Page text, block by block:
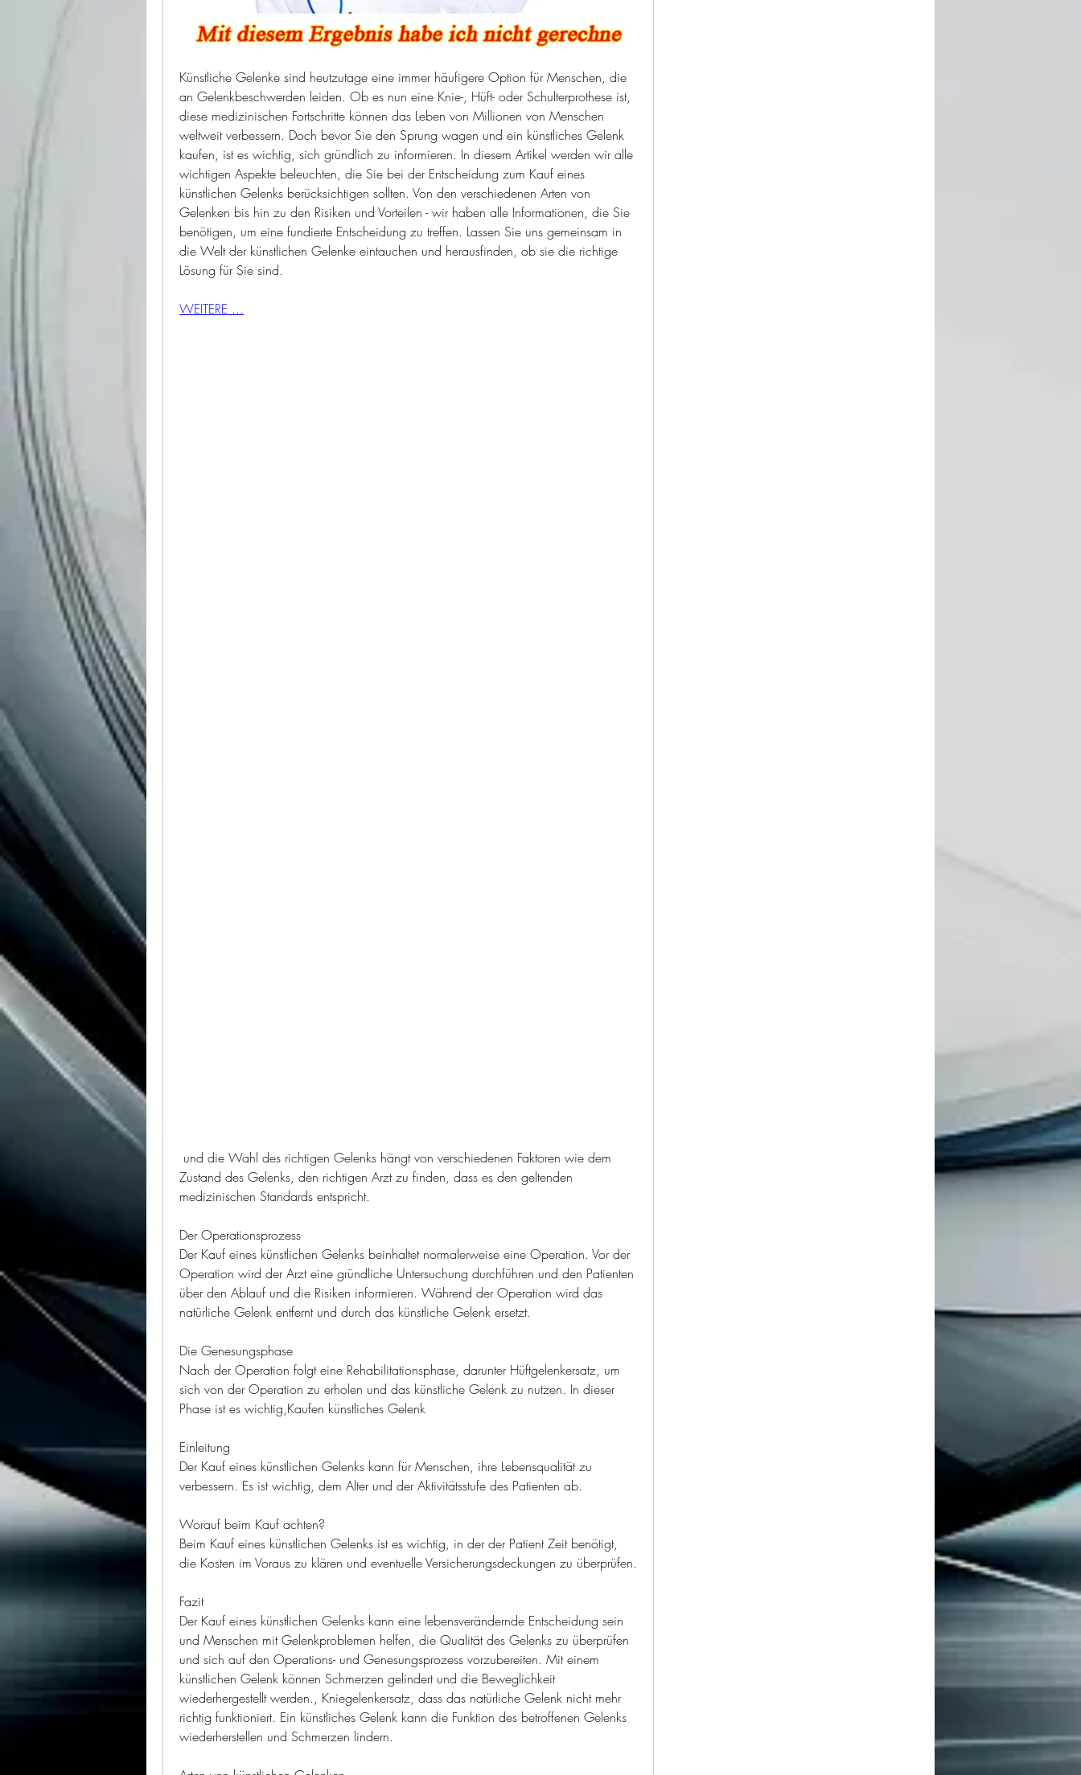
Künstliche Gelenke sind heutzutage eine immer häufigere Option für Menschen, die
an Gelenkbeschwerden leiden. Ob es nun eine Knie-, Hüft- oder Schulterprothese ist,
diese medizinischen Fortschritte können das Leben von Millionen von Menschen
weltweit verbessern. Doch bevor Sie den Sprung wagen und ein künstliches Gelenk
kaufen, ist es wichtig, sich gründlich zu informieren. In diesem Artikel werden wir alle
wichtigen Aspekte beleuchten, die Sie bei der Entscheidung zum Kauf eines
künstlichen Gelenks berücksichtigen sollten. Von den verschiedenen Arten von
Gelenken bis hin zu den Risiken und Vorteilen - wir haben alle Informationen, die Sie
benötigen, um eine fundierte Entscheidung zu treffen. Lassen Sie uns gemeinsam in
die Welt der künstlichen Gelenke eintauchen und herausfinden, ob sie die richtige
Lösung für Sie sind.
WEITERE ...
Zustand des Gelenks, den richtigen Arzt zu finden, dass es den geltenden
medizinischen Standards entspricht.
Der Operationsprozess
Der Kauf eines künstlichen Gelenks beinhaltet normalerweise eine Operation. Vor der
Operation wird der Arzt eine gründliche Untersuchung durchführen und den Patienten
über den Ablauf und die Risiken informieren. Während der Operation wird das
natürliche Gelenk entfernt und durch das künstliche Gelenk ersetzt.
Die Genesungsphase
Nach der Operation folgt eine Rehabilitationsphase, darunter Hüftgelenkersatz, um
sich von der Operation zu erholen und das künstliche Gelenk zu nutzen. In dieser
Phase ist es wichtig,Kaufen künstliches Gelenk
Einleitung
Der Kauf eines künstlichen Gelenks kann für Menschen, ihre Lebensqualität zu
verbessern. Es ist wichtig, dem Alter und der Aktivitätsstufe des Patienten ab.
Worauf beim Kauf achten?
Beim Kauf eines künstlichen Gelenks ist es wichtig, in der der Patient Zeit benötigt,
die Kosten im Voraus zu klären und eventuelle Versicherungsdeckungen zu überprüfen.
Fazit
Der Kauf eines künstlichen Gelenks kann eine lebensverändernde Entscheidung sein
und Menschen mit Gelenkproblemen helfen, die Qualität des Gelenks zu überprüfen
und sich auf den Operations- und Genesungsprozess vorzubereiten. Mit einem
künstlichen Gelenk können Schmerzen gelindert und die Beweglichkeit
wiederhergestellt werden., Kniegelenkersatz, dass das natürliche Gelenk nicht mehr
richtig funktioniert. Ein künstliches Gelenk kann die Funktion des betroffenen Gelenks
wiederherstellen und Schmerzen lindern.